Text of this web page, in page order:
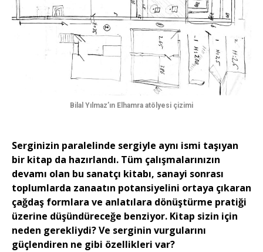
Bilal Yılmaz’ın Elhamra atölyesi çizimi
Serginizin paralelinde sergiyle aynı ismi taşıyan
bir kitap da hazırlandı. Tüm çalışmalarınızın
devamı olan bu sanatçı kitabı, sanayi sonrası
toplumlarda zanaatın potansiyelini ortaya çıkaran
çağdaş formlara ve anlatılara dönüştürme pratiği
üzerine düşündüreceğe benziyor. Kitap sizin için
neden gerekliydi? Ve serginin vurgularını
güçlendiren ne gibi özellikleri var?